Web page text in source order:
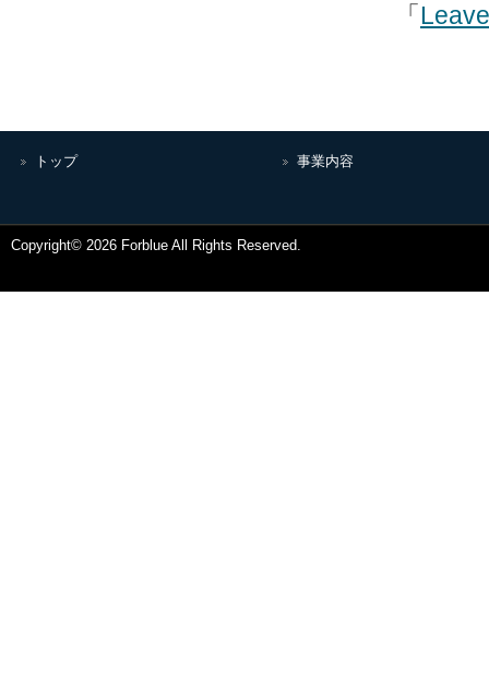
「
トップ 事業内容
Copyright© 2026 Forblue All Rights Reserved.